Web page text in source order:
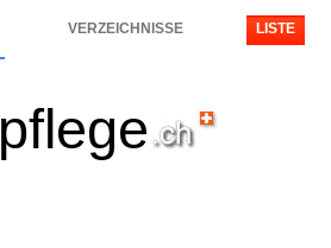
VERZEICHNISSE LISTE
pflege